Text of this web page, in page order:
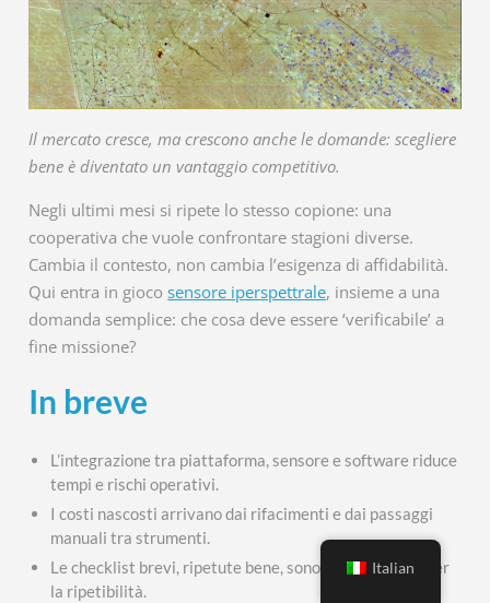
Il mercato cresce, ma crescono anche le domande: scegliere
bene è diventato un vantaggio competitivo.
Negli ultimi mesi si ripete lo stesso copione: una
cooperativa che vuole confrontare stagioni diverse.
Cambia il contesto, non cambia l’esigenza di affidabilità.
Qui entra in giocosensore iperspettrale, insieme a una
domanda semplice: che cosa deve essere ‘verificabile’ a
fine missione?
In breve
L’integrazione tra piattaforma, sensore e software riduce
tempi e rischi operativi.
I costi nascosti arrivano dai rifacimenti e dai passaggi
manuali tra strumenti.
Le checklist brevi, ripetute bene, sono il primo passo per
la ripetibilità.
Italian